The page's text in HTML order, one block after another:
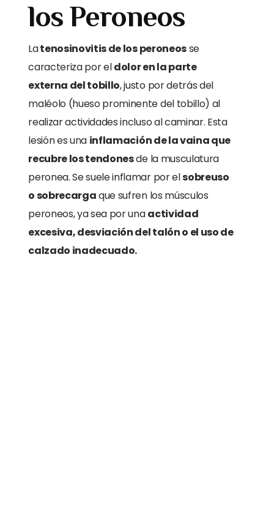
los Peroneos
Latenosinovitis de los peroneosse
caracteriza por eldolor en la parte
externa del tobillo, justo por detrás del
maléolo (hueso prominente del tobillo) al
realizar actividades incluso al caminar. Esta
lesión es una inflamación de la vaina que
recubre los tendonesde la musculatura
peronea. Se suele inflamar por elsobreuso
o sobrecargaque sufren los músculos
peroneos, ya sea por unaactividad
excesiva, desviación del talón o el uso de
calzado inadecuado.